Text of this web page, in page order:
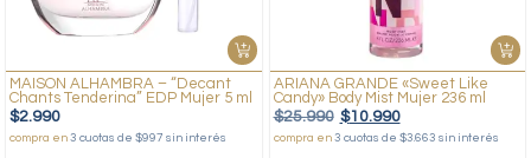
MAISON ALHAMBRA – “Decant
Chants Tenderina” EDP Mujer 5 ml
$2.990
compra en3 cuotas de $997 sin interés
ARIANA GRANDE «Sweet Like
Candy» Body Mist Mujer 236 ml
$25.990 $10.990
compra en 3 cuotas de $3.663 sin interés